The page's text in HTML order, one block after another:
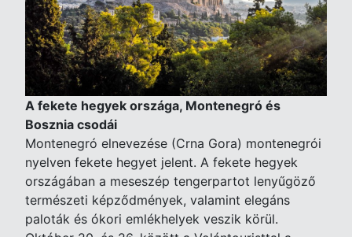
A fekete hegyek országa, Montenegró és
Bosznia csodái
Montenegró elnevezése (Crna Gora) montenegrói
nyelven fekete hegyet jelent. A fekete hegyek
országában a meseszép tengerpartot lenyűgöző
természeti képződmények, valamint elegáns
paloták és ókori emlékhelyek veszik körül.